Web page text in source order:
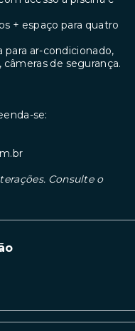
+ espaço para quatro
ar-condicionado,
de segurança.
se:
Consulte o